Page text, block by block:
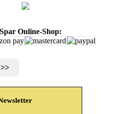
Online-Shop: